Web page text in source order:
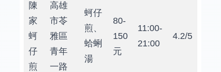
陳
家
蚵
仔
煎
高雄
市苓
雅區
青年
一路
蚵仔
煎、
蛤蜊
湯
80-
150
元
11:00-
21:00
4.2/5